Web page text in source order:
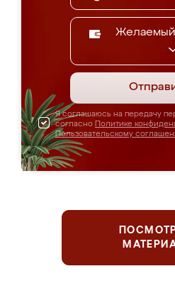
Я соглашаюсь на передачу
согласно Политике
Пользовательскому